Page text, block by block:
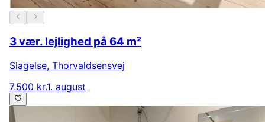
3 vær. lejlighed på 64 m²
Slagelse, Thorvaldsensvej
7.500 kr.1. august